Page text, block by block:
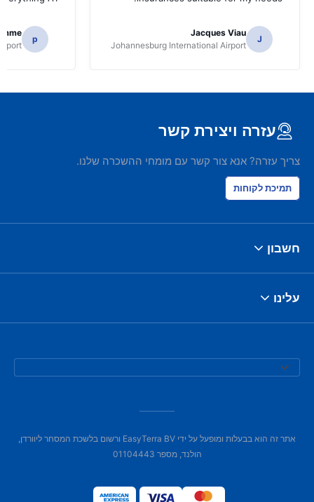
J
Jacques Viau
Johannesburg International Airport
p
עזרה ויצירת קשר
צריך עזרה? אנא צור קשר עם מומחי ההשכרה שלנו.
תמיכת לקוחות
חשבון
עלינו
אתר זה הוא בבעלות ומופעל על ידי EasyTerra BV ורשום בלשכת המסחר ליוורדן,
הולנד, מספר 01104443